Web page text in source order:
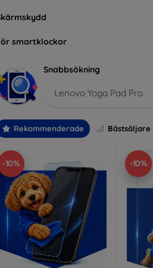
smartklockor
Snabbsökning
Lenovo Yoga Pad Pro
Rekommenderade Bästsäljare
-10% -10%